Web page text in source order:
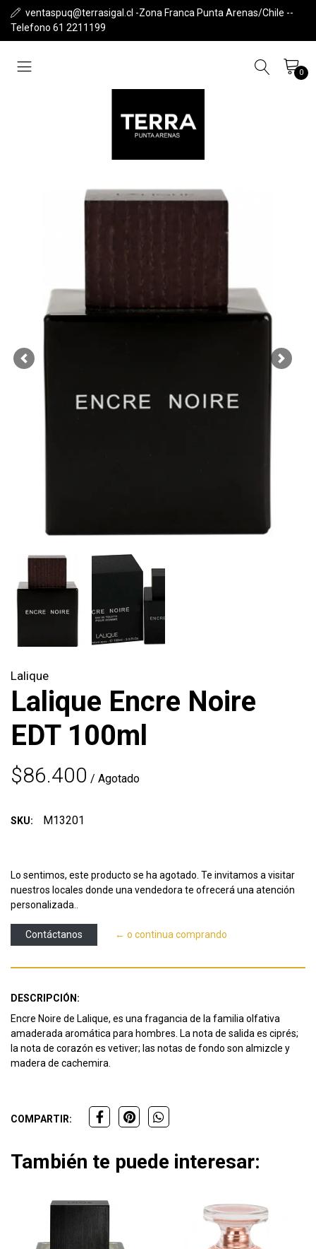
ventaspuq@terrasigal.cl -Zona Franca Punta Arenas/Chile --
Telefono 61 2211199
0
Previous Next
Lalique
Lalique Encre Noire
EDT 100ml
$86.400 / Agotado
SKU: M13201
Lo sentimos, este producto se ha agotado. Te invitamos a visitar
nuestros locales donde una vendedora te ofrecerá una atención
personalizada..
Contáctanos ← o continua comprando
DESCRIPCIÓN:
Encre Noire de Lalique, es una fragancia de la familia olfativa
amaderada aromática para hombres. La nota de salida es ciprés;
la nota de corazón es vetiver; las notas de fondo son almizcle y
madera de cachemira.
COMPARTIR:
También te puede interesar: